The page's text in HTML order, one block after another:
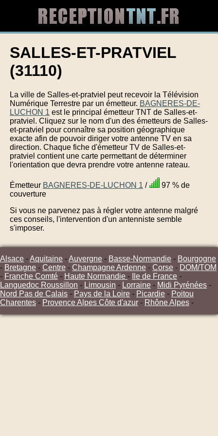
SALLES-ET-PRATVIEL
(31110)
La ville de Salles-et-pratviel peut recevoir la Télévision
Numérique Terrestre par un émetteur. BAGNERES-DE-
LUCHON 1 est le principal émetteur TNT de Salles-et-
pratviel. Cliquez sur le nom d'un des émetteurs de Salles-
et-pratviel pour connaître sa position géographique
exacte afin de pouvoir diriger votre antenne TV en sa
direction. Chaque fiche d'émetteur TV de Salles-et-
pratviel contient une carte permettant de déterminer
l'orientation que devra prendre votre antenne rateau.
Émetteur BAGNERES-DE-LUCHON 1 /
97 % de
couverture
Si vous ne parvenez pas à régler votre antenne malgré
ces conseils, l'intervention d'un antenniste semble
s'imposer.
Alsace -Aquitaine -Auvergne - Basse-Normandie - Bourgogne
- Bretagne - Centre - Champagne Ardenne - Corse - DOM/TOM
- Franche Comté - Haute Normandie - Ile de France -
Languedoc Roussillon - Limousin - Lorraine - Midi Pyrénées -
Nord Pas de Calais - Pays de la Loire - Picardie - Poitou
Charentes - Provence Alpes Côte d'azur - Rhône Alpes -